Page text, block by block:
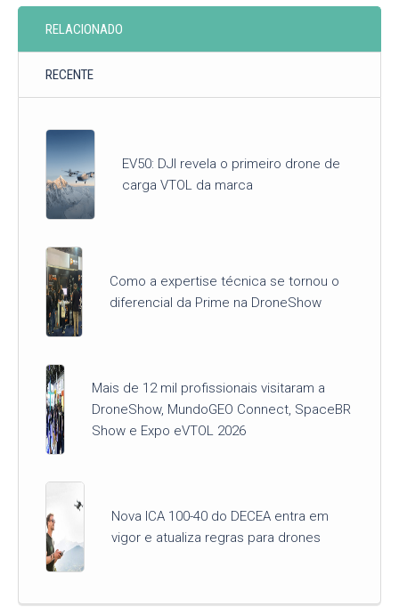
RELACIONADO
RECENTE
EV50: DJI revela o primeiro drone de
carga VTOL da marca
Como a expertise técnica se tornou o
diferencial da Prime na DroneShow
Mais de 12 mil profissionais visitaram a
DroneShow, MundoGEO Connect, SpaceBR
Show e Expo eVTOL 2026
Nova ICA 100-40 do DECEA entra em
vigor e atualiza regras para drones